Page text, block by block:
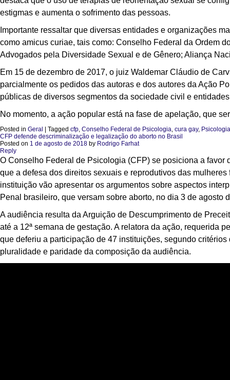
estigmas e aumenta o sofrimento das pessoas.
Importante ressaltar que diversas entidades e organizações
como amicus curiae, tais como: Conselho Federal da Ordem
Advogados pela Diversidade Sexual e de Gênero; Aliança
Em 15 de dezembro de 2017, o juiz Waldemar Cláudio de
parcialmente os pedidos das autoras e dos autores da Ação
públicas de diversos segmentos da sociedade civil e
No momento, a ação popular está na fase de apelação, que
Posted in Geral Tagged cfp, Conselho Federal de Psicologia, cura gay, Psicologia
CFP defende descriminalização e legalização do aborto no Brasil
Posted on 1 de agosto de 2018 by Rodrigo Farhat
Reply
O Conselho Federal de Psicologia (CFP) se posiciona a
que a defesa dos direitos sexuais e reprodutivos das
instituição vão apresentar os argumentos sobre aspectos
Penal brasileiro, que versam sobre aborto, no dia 3 de
A audiência resulta da Arguição de Descumprimento de
até a 12ª semana de gestação. A relatora da ação, requerida
que deferiu a participação de 47 instituições, segundo
pluralidade e paridade da composição da audiência.